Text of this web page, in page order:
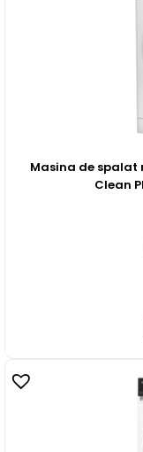
Masina de spalat
Clean